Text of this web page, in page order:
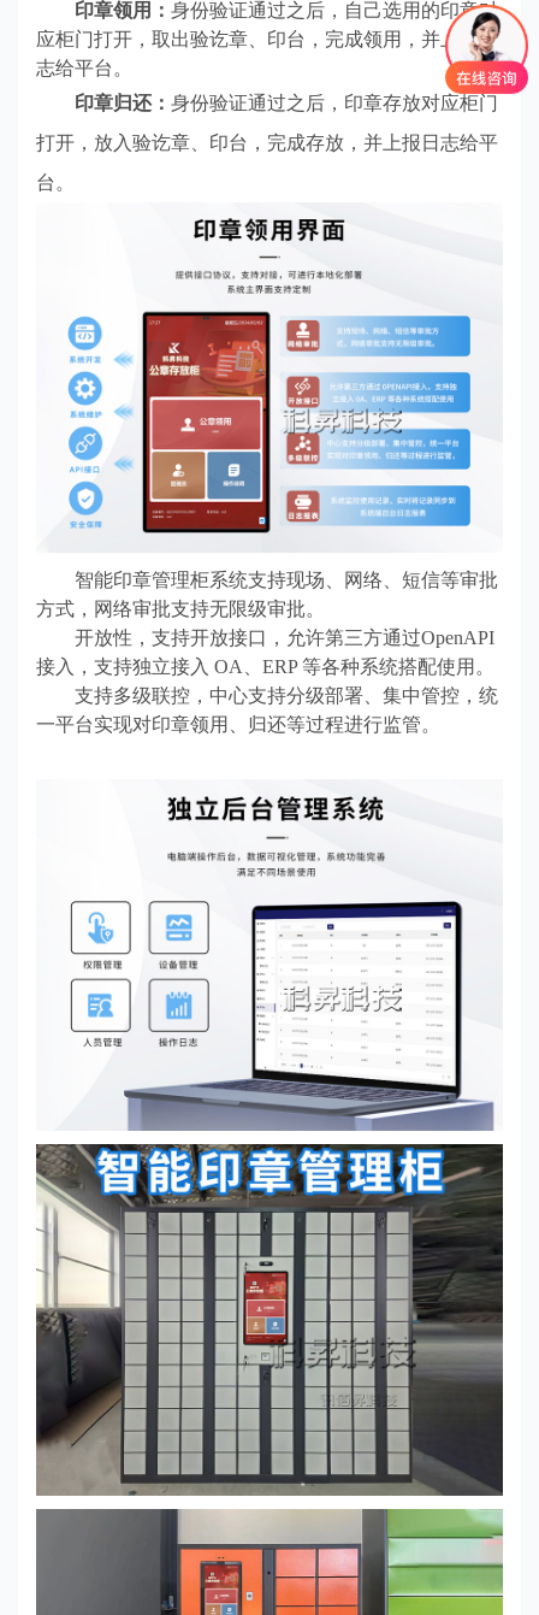
印章领用： 身份验证通过之后，自己选用的印章对
应柜门打开，取出验讫章、印台，完成领用，并上报日
志给平台。
印章归还： 身份验证通过之后，印章存放对应柜门
打开，放入验讫章、印台，完成存放，并上报日志给平
台。
智能印章管理柜系统支持现场、网络、短信等审批
方式，网络审批支持无限级审批。
开放性，支持开放接口，允许第三方通过OpenAPI
接入，支持独立接入 OA、ERP 等各种系统搭配使用。
支持多级联控，中心支持分级部署、集中管控，统
一平台实现对印章领用、归还等过程进行监管。